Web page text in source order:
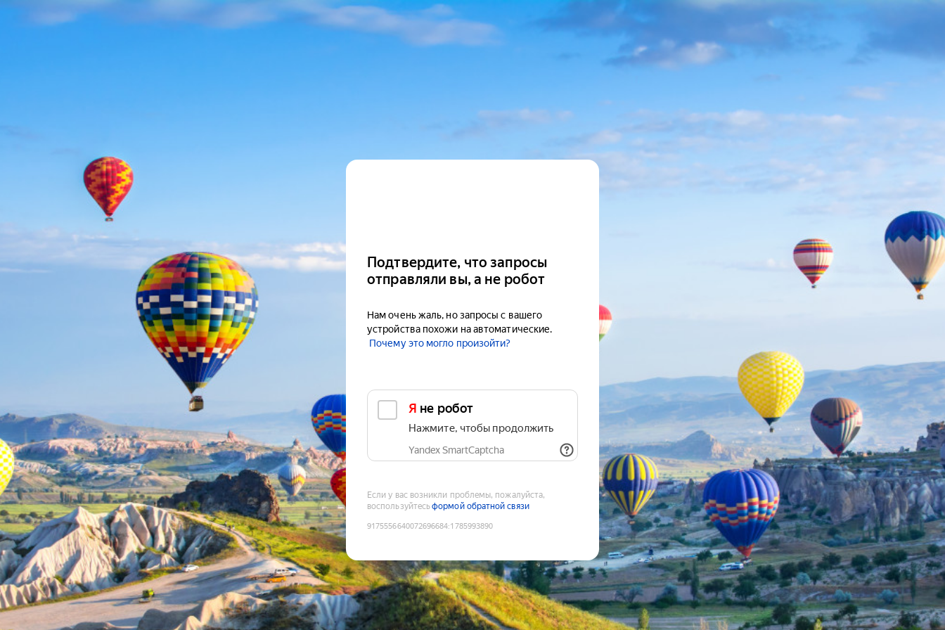
Подтвердите, что запросы
отправляли вы, а не робот
Нам очень жаль, но запросы с вашего
устройства похожи на автоматические.
Почему это могло произойти?
Я не робот
Нажмите, чтобы продолжить
Yandex SmartCaptcha
Если у вас возникли проблемы, пожалуйста,
воспользуйтесьформой обратной связи
9175556640072696684:1785993890